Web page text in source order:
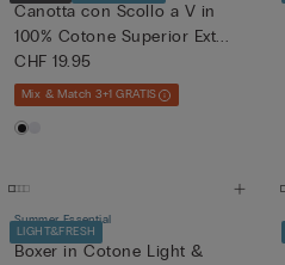
Canotta con Scollo a V in
100% Cotone Superior Ext...
CHF 19.95
Mix & Match 3+1 GRATIS
LIGHT&FRESH
Summer Essential
Boxer in Cotone Light &